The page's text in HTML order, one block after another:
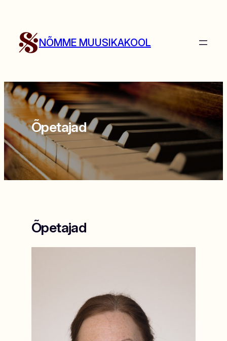
juurde
NÕMME MUUSIKAKOOL
Õpetajad
Õpetajad